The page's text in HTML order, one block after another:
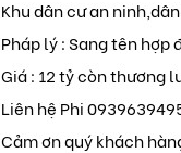
Khu dân cư an
Pháp lý : Sang tên hợp
Giá : 12 tỷ còn thương
Liên hệ Phi
Cảm ơn quý khách